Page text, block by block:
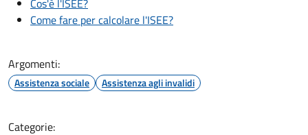
Come fare per calcolare l'ISEE?
Argomenti:
Assistenza sociale Assistenza agli invalidi
Categorie: